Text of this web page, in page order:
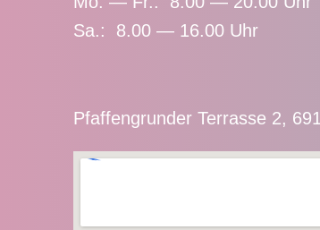
Sa.: 8.00 — 16.00 Uhr
Pfaffengrunder Terrasse 2,